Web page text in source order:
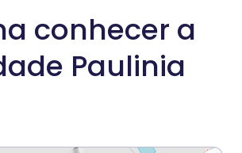
conhecer a
Paulinia